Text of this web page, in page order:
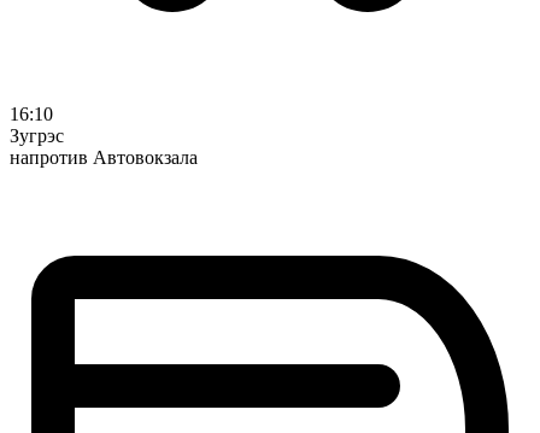
16:10
Зугрэс
напротив Автовокзала